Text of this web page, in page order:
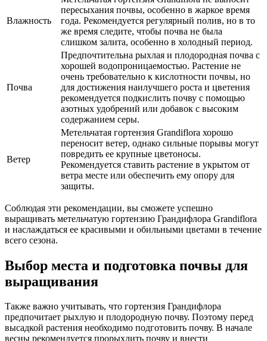
Влажность
пересыхания почвы, особенно в жаркое время
года. Рекомендуется регулярный полив, но в то
же время следите, чтобы почва не была
слишком залита, особенно в холодный период.
Почва
Предпочтительна рыхлая и плодородная почва с
хорошей водопроницаемостью. Растение не
очень требовательно к кислотности почвы, но
для достижения наилучшего роста и цветения
рекомендуется подкислить почву с помощью
азотных удобрений или добавок с высоким
содержанием серы.
Ветер
Метельчатая гортензия Grandiflora хорошо
переносит ветер, однако сильные порывы могут
повредить ее крупные цветоносы.
Рекомендуется ставить растение в укрытом от
ветра месте или обеспечить ему опору для
защиты.
Соблюдая эти рекомендации, вы сможете успешно
выращивать метельчатую гортензию Грандифлора Grandiflora
и наслаждаться ее красивыми и обильными цветами в течение
всего сезона.
Выбор места и подготовка почвы для
выращивания
Также важно учитывать, что гортензия Грандифлора
предпочитает рыхлую и плодородную почву. Поэтому перед
высадкой растения необходимо подготовить почву. В начале
весны рекомендуется прорыхлить почву и внести